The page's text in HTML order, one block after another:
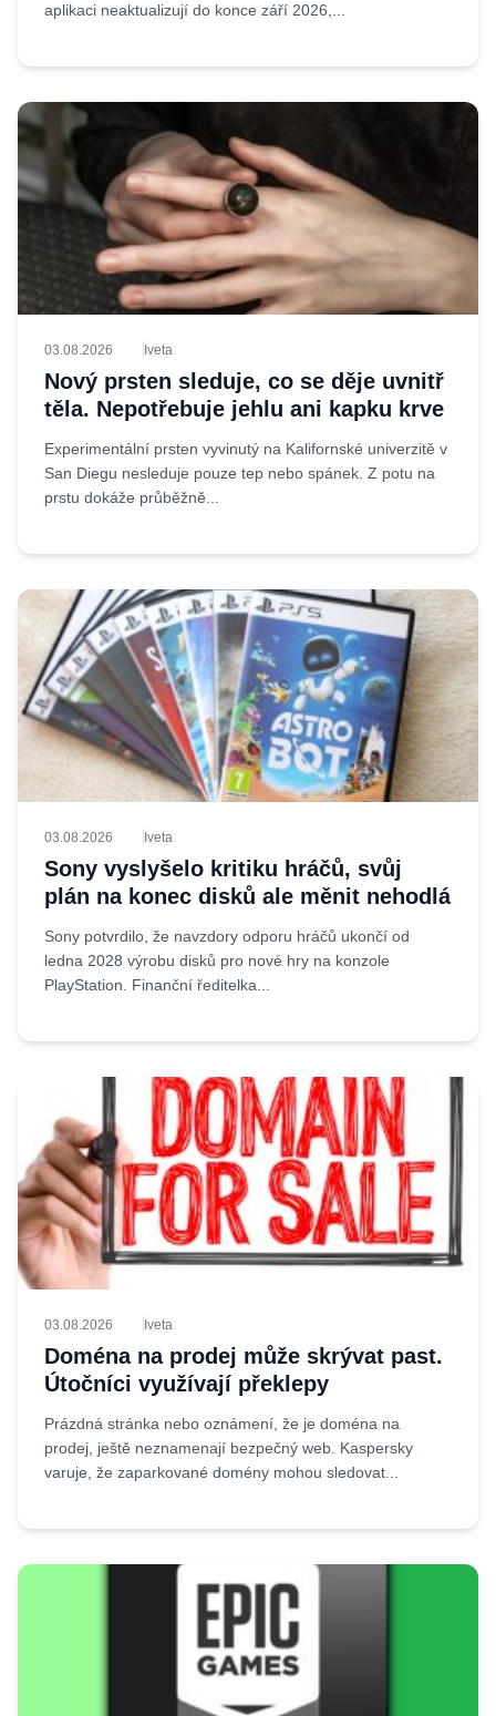
aplikaci neaktualizují do konce září 2026,...
03.08.2026 Iveta
Nový prsten sleduje, co se děje uvnitř
těla. Nepotřebuje jehlu ani kapku krve
Experimentální prsten vyvinutý na Kalifornské univerzitě v
San Diegu nesleduje pouze tep nebo spánek. Z potu na
prstu dokáže průběžně...
03.08.2026 Iveta
Sony vyslyšelo kritiku hráčů, svůj
plán na konec disků ale měnit nehodlá
Sony potvrdilo, že navzdory odporu hráčů ukončí od
ledna 2028 výrobu disků pro nové hry na konzole
PlayStation. Finanční ředitelka...
03.08.2026 Iveta
Doména na prodej může skrývat past.
Útočníci využívají překlepy
Prázdná stránka nebo oznámení, že je doména na
prodej, ještě neznamenají bezpečný web. Kaspersky
varuje, že zaparkované domény mohou sledovat...